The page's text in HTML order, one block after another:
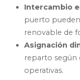
Intercambio
puerto
renovable de
Asignación
reparto según
operativas.